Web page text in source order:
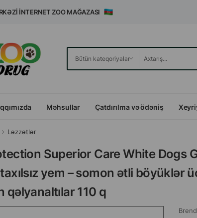
İNTERNET ZOO MAĞAZASI
Məhsullar Çatdırılma və ödəniş
Ləzzətlər
Superior Care White Dogs
yem – somon ətli böyüklər
qəlyanaltılar 110 q